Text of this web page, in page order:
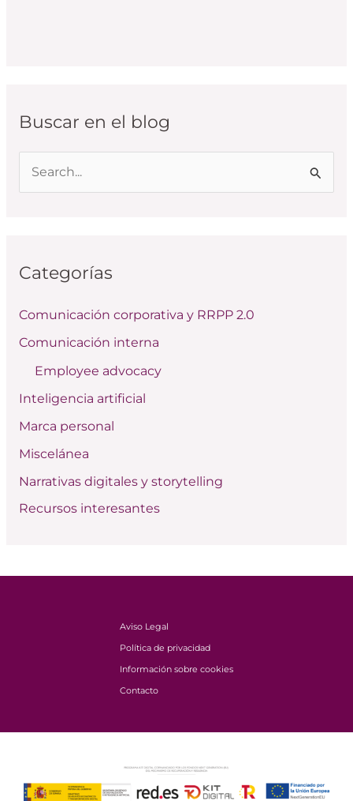
Buscar en el blog
a
p
o
:
Categorías
Comunicación corporativa y RRPP 2.0
Comunicación interna
Employee advocacy
Inteligencia artificial
Marca personal
Miscelánea
Narrativas digitales y storytelling
Recursos interesantes
Aviso Legal
Política de privacidad
Información sobre cookies
Contacto